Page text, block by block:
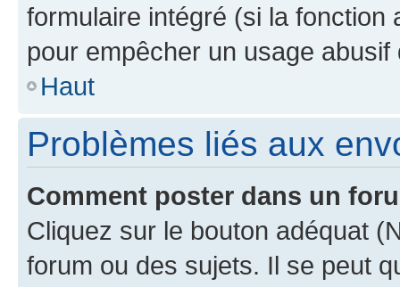
formulaire intégré (si la fonction
pour empêcher un usage
Haut
Problèmes liés aux
Comment poster dans un
Cliquez sur le bouton adéquat
forum ou des sujets. Il se peut